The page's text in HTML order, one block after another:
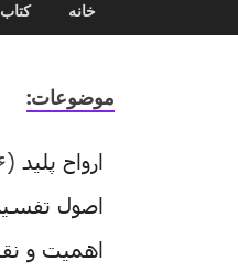
خانه
موضوعات:
ارواح پلید (۶)
اصول
اهمیت و